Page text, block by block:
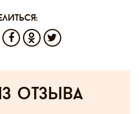
отзыва